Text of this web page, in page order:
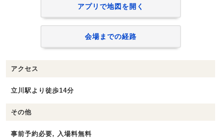
アプリで地図を開く
会場までの経路
アクセス
立川駅より徒歩14分
その他
事前予約必要, 入場料無料